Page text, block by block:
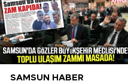
SAMSUN HABER